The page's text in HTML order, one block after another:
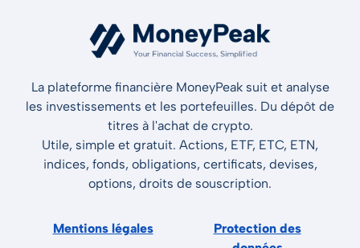
La plateforme financière MoneyPeak suit et analyse
les investissements et les portefeuilles. Du dépôt de
titres à l'achat de crypto.
Utile, simple et gratuit. Actions, ETF, ETC, ETN,
indices, fonds, obligations, certificats, devises,
options, droits de souscription.
Mentions légales
Protection des